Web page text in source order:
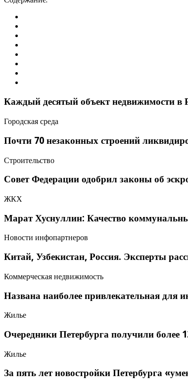
Каждый десятый объект недвижимости в
Городская среда
Почти 70 незаконных строений
Строительство
Совет Федерации одобрил законы об
ЖКХ
Марат Хуснуллин: Качество
Новости инфопартнеров
Китай, Узбекистан, Россия. Эксперты
Коммерческая недвижимость
Названа наиболее привлекательная для
Жилье
Очередники Петербурга получили
Жилье
За пять лет новостройки Петербурга